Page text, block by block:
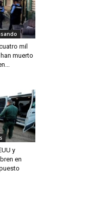
mil
muerto
y
en